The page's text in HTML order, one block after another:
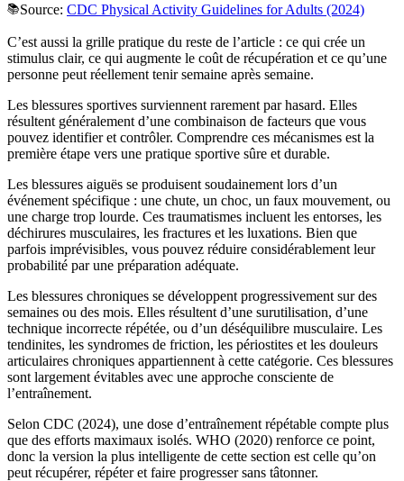
📚Source: CDC Physical Activity Guidelines for Adults (2024)
C’est aussi la grille pratique du reste de l’article : ce qui crée un
stimulus clair, ce qui augmente le coût de récupération et ce qu’une
personne peut réellement tenir semaine après semaine.
Les blessures sportives surviennent rarement par hasard. Elles
résultent généralement d’une combinaison de facteurs que vous
pouvez identifier et contrôler. Comprendre ces mécanismes est la
première étape vers une pratique sportive sûre et durable.
Les blessures aiguës se produisent soudainement lors d’un
événement spécifique : une chute, un choc, un faux mouvement, ou
une charge trop lourde. Ces traumatismes incluent les entorses, les
déchirures musculaires, les fractures et les luxations. Bien que
parfois imprévisibles, vous pouvez réduire considérablement leur
probabilité par une préparation adéquate.
Les blessures chroniques se développent progressivement sur des
semaines ou des mois. Elles résultent d’une surutilisation, d’une
technique incorrecte répétée, ou d’un déséquilibre musculaire. Les
tendinites, les syndromes de friction, les périostites et les douleurs
articulaires chroniques appartiennent à cette catégorie. Ces blessures
sont largement évitables avec une approche consciente de
l’entraînement.
Selon CDC (2024), une dose d’entraînement répétable compte plus
que des efforts maximaux isolés. WHO (2020) renforce ce point,
donc la version la plus intelligente de cette section est celle qu’on
peut récupérer, répéter et faire progresser sans tâtonner.